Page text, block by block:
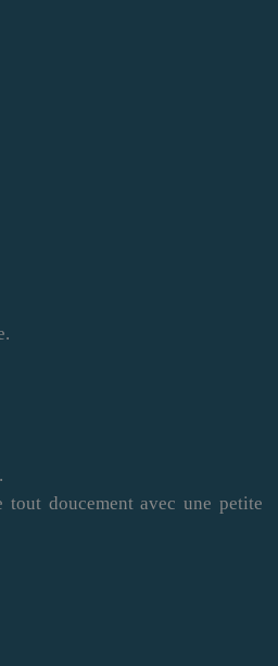
doucement avec une petite